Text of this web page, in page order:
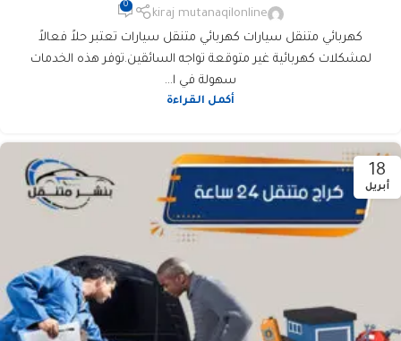
kiraj mutanaqilonline
0
كهربائي متنقل سيارات كهربائي متنقل سيارات تعتبر حلاً فعالاً
لمشكلات كهربائية غير متوقعة تواجه السائقين.توفر هذه الخدمات
سهولة في ا...
أكمل القراءة
18
أبريل